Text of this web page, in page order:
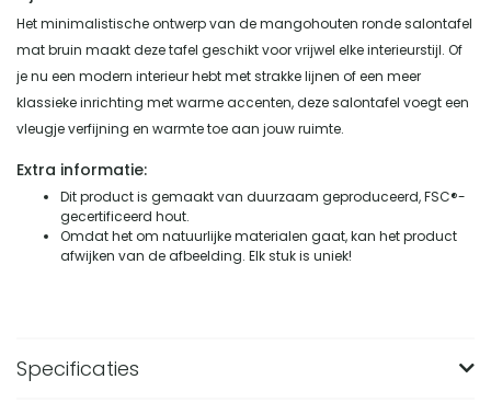
Het minimalistische ontwerp van de mangohouten ronde salontafel
mat bruin maakt deze tafel geschikt voor vrijwel elke interieurstijl. Of
je nu een modern interieur hebt met strakke lijnen of een meer
klassieke inrichting met warme accenten, deze salontafel voegt een
vleugje verfijning en warmte toe aan jouw ruimte.
Extra informatie:
Dit product is gemaakt van duurzaam geproduceerd, FSC®-
gecertificeerd hout.
Omdat het om natuurlijke materialen gaat, kan het product
afwijken van de afbeelding. Elk stuk is uniek!
Specificaties